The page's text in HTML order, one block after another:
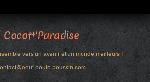
Cocott'Paradise
vers un avenir et un monde meilleurs !
---
poule-poussin.com